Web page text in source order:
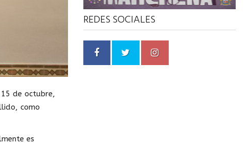
de octubre,
como
es
REDES SOCIALES